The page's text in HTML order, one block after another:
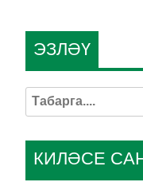
КИЛӘСЕ
ЭЗЛӘҮ